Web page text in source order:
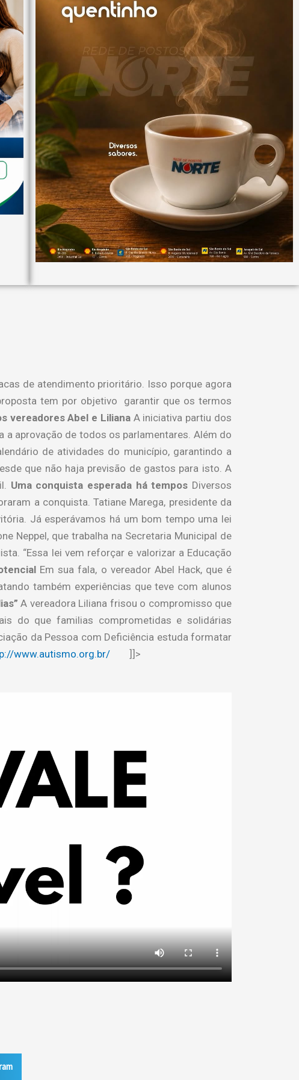
de atendimento prioritário. Isso porque agora
tem por objetivo garantir que os termos
vereadores Abel e LilianaA iniciativa partiu dos
a aprovação de todos os parlamentares. Além do
de atividades do município, garantindo a
que não haja previsão de gastos para isto. A
Uma conquista esperada há tempos Diversos
a conquista. Tatiane Marega, presidente da
Já esperávamos há um bom tempo uma lei
Neppel, que trabalha na Secretaria Municipal de
“Essa lei vem reforçar e valorizar a Educação
Em sua fala, o vereador Abel Hack, que é
também experiências que teve com alunos
A vereadora Liliana frisou o compromisso que
do que familias comprometidas e solidárias
da Pessoa com Deficiência estuda formatar
www.autismo.org.br/ ]]>